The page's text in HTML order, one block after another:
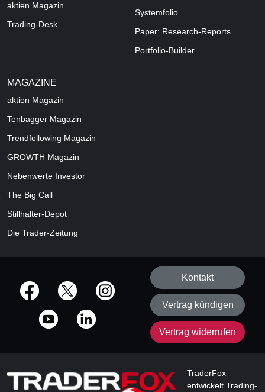
aktien Magazin
Trading-Desk
Systemfolio
Paper: Research-Reports
Portfolio-Builder
MAGAZINE
aktien Magazin
Tenbagger Magazin
Trendfollowing Magazin
GROWTH Magazin
Nebenwerte Investor
The Big Call
Stillhalter-Depot
Die Trader-Zeitung
offizielle Social Media-Accounts
Kontakt
Vertrag kündigen
Vertrag widerrufen
TraderFox
entwickelt Trading-